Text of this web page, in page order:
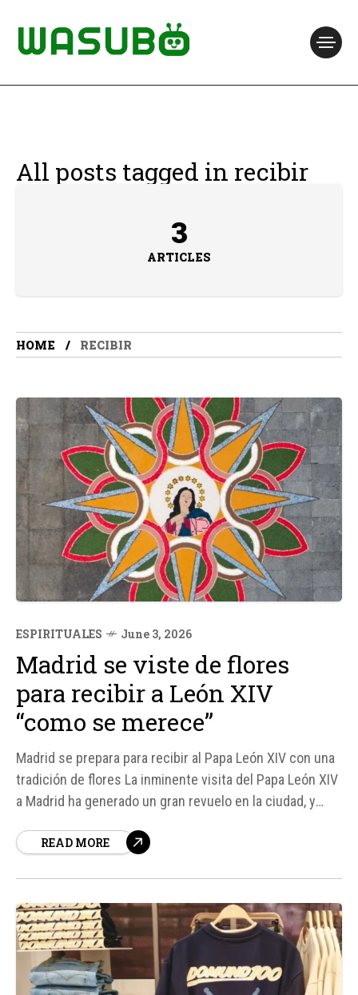
All posts tagged in recibir
3
ARTICLES
HOME RECIBIR
ESPIRITUALES June 3, 2026
Madrid se viste de flores
para recibir a León XIV
“como se merece”
Madrid se prepara para recibir al Papa León XIV con una
tradición de flores La inminente visita del Papa León XIV
a Madrid ha generado un gran revuelo en la ciudad, y
trabajando sin descanso para que cada detalle salga a la
READ MORE